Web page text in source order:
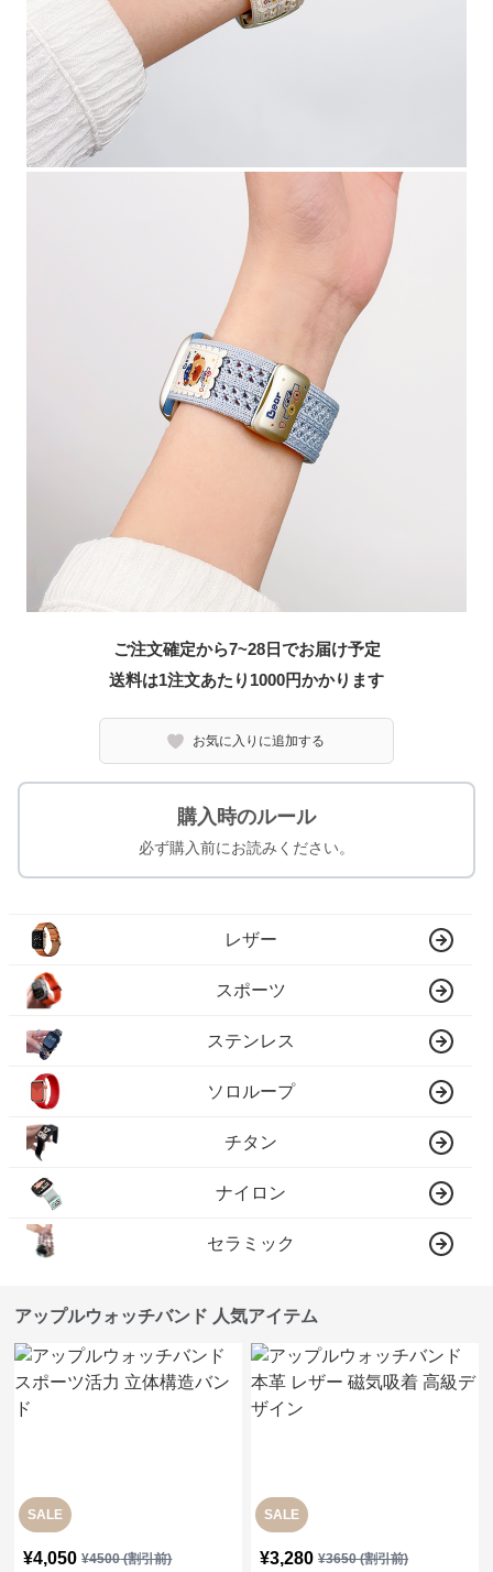
ご注文確定から7~28日でお届け予定
送料は1注文あたり 1000円かかります
お気に入りに追加する
購入時のルール
必ず購入前にお読みください。
レザー
スポーツ
ステンレス
ソロループ
チタン
ナイロン
セラミック
アップルウォッチバンド 人気アイテム
SALE
¥4,050 ¥4500(割引前)
SALE
¥3,280 ¥3650(割引前)